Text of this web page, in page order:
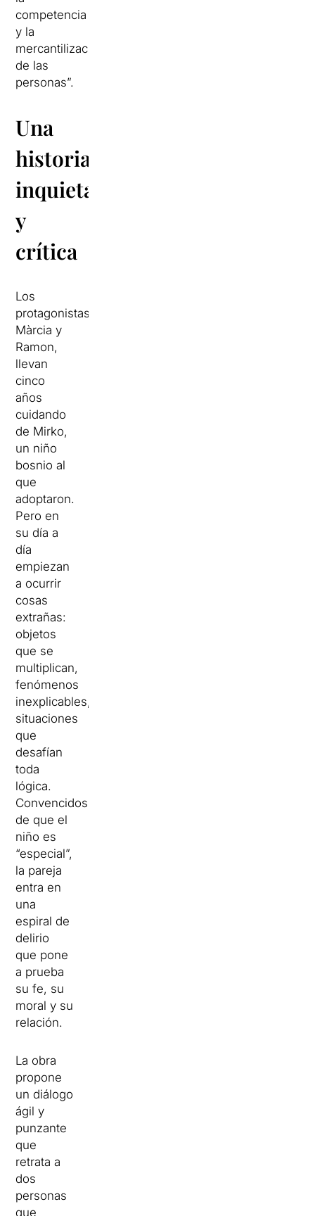
competencia
y la
mercantilización
de las
personas”.
Una
historia
inquietante
y
crítica
Los
protagonistas,
Màrcia y
Ramon,
llevan
cinco
años
cuidando
de Mirko,
un niño
bosnio al
que
adoptaron.
Pero en
su día a
día
empiezan
a ocurrir
cosas
extrañas:
objetos
que se
multiplican,
fenómenos
inexplicables,
situaciones
que
desafían
toda
lógica.
Convencidos
de que el
niño es
“especial”,
la pareja
entra en
una
espiral de
delirio
que pone
a prueba
su fe, su
moral y su
relación.
La obra
propone
un diálogo
ágil y
punzante
que
retrata a
dos
personas
que